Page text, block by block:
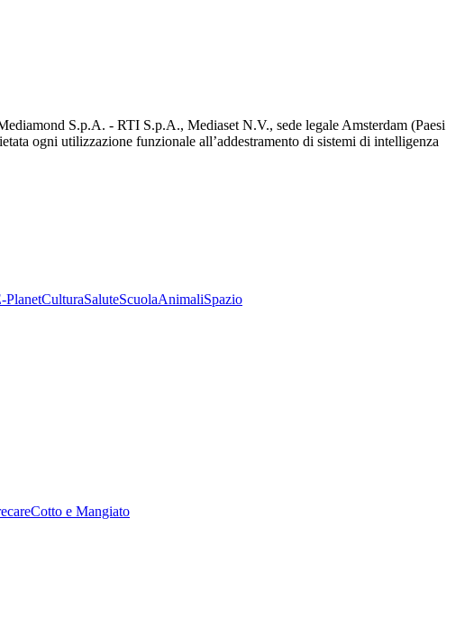
S.p.A. - RTI S.p.A., Mediaset N.V., sede legale Amsterdam (Paesi
ogni utilizzazione funzionale all’addestramento di sistemi di intelligenza
PlanetCulturaSaluteScuolaAnimaliSpazio
Cotto e Mangiato